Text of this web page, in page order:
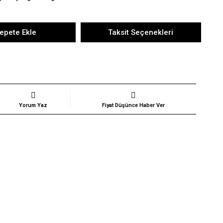
Ekle Taksit Seçenekleri
Yorum Yaz Fiyat Düşünce Haber Ver